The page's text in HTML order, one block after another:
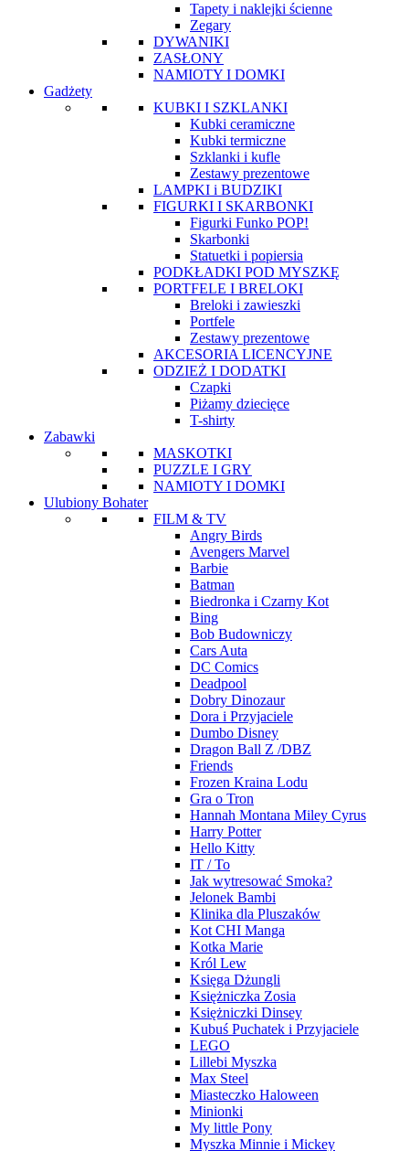
Tapety i naklejki ścienne
Zegary
DYWANIKI
ZASŁONY
NAMIOTY I DOMKI
Gadżety
KUBKI I SZKLANKI
Kubki ceramiczne
Kubki termiczne
Szklanki i kufle
Zestawy prezentowe
LAMPKI i BUDZIKI
FIGURKI I SKARBONKI
Figurki Funko POP!
Skarbonki
Statuetki i popiersia
PODKŁADKI POD MYSZKĘ
PORTFELE I BRELOKI
Breloki i zawieszki
Portfele
Zestawy prezentowe
AKCESORIA LICENCYJNE
ODZIEŻ I DODATKI
Czapki
Piżamy dziecięce
T-shirty
Zabawki
MASKOTKI
PUZZLE I GRY
NAMIOTY I DOMKI
Ulubiony Bohater
FILM & TV
Angry Birds
Avengers Marvel
Barbie
Batman
Biedronka i Czarny Kot
Bing
Bob Budowniczy
Cars Auta
DC Comics
Deadpool
Dobry Dinozaur
Dora i Przyjaciele
Dumbo Disney
Dragon Ball Z /DBZ
Friends
Frozen Kraina Lodu
Gra o Tron
Hannah Montana Miley Cyrus
Harry Potter
Hello Kitty
IT / To
Jak wytresować Smoka?
Jelonek Bambi
Klinika dla Pluszaków
Kot CHI Manga
Kotka Marie
Król Lew
Księga Dżungli
Księżniczka Zosia
Księżniczki Dinsey
Kubuś Puchatek i Przyjaciele
LEGO
Lillebi Myszka
Max Steel
Miasteczko Haloween
Minionki
My little Pony
Myszka Minnie i Mickey